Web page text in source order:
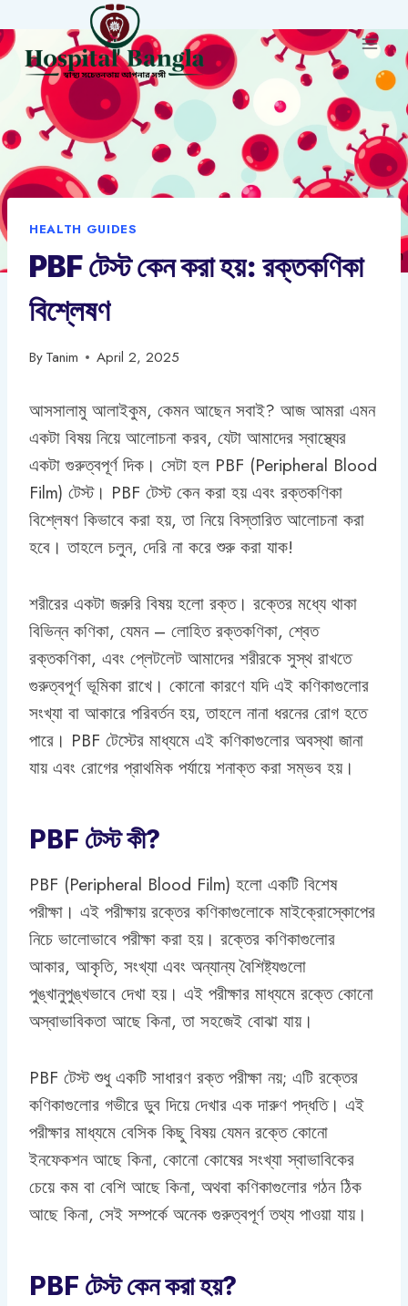
to
content
HEALTH GUIDES
PBF টেস্ট কেন করা হয়: রক্তকণিকা
বিশ্লেষণ
ByTanim April 2, 2025
আসসালামু আলাইকুম, কেমন আছেন সবাই? আজ আমরা এমন
একটা বিষয় নিয়ে আলোচনা করব, যেটা আমাদের স্বাস্থ্যের
একটা গুরুত্বপূর্ণ দিক। সেটা হল PBF (Peripheral Blood
Film) টেস্ট। PBF টেস্ট কেন করা হয় এবং রক্তকণিকা
বিশ্লেষণ কিভাবে করা হয়, তা নিয়ে বিস্তারিত আলোচনা করা
হবে। তাহলে চলুন, দেরি না করে শুরু করা যাক!
শরীরের একটা জরুরি বিষয় হলো রক্ত। রক্তের মধ্যে থাকা
বিভিন্ন কণিকা, যেমন – লোহিত রক্তকণিকা, শ্বেত
রক্তকণিকা, এবং প্লেটলেট আমাদের শরীরকে সুস্থ রাখতে
গুরুত্বপূর্ণ ভূমিকা রাখে। কোনো কারণে যদি এই কণিকাগুলোর
সংখ্যা বা আকারে পরিবর্তন হয়, তাহলে নানা ধরনের রোগ হতে
পারে। PBF টেস্টের মাধ্যমে এই কণিকাগুলোর অবস্থা জানা
যায় এবং রোগের প্রাথমিক পর্যায়ে শনাক্ত করা সম্ভব হয়।
PBF টেস্ট কী?
PBF (Peripheral Blood Film) হলো একটি বিশেষ
পরীক্ষা। এই পরীক্ষায় রক্তের কণিকাগুলোকে মাইক্রোস্কোপের
নিচে ভালোভাবে পরীক্ষা করা হয়। রক্তের কণিকাগুলোর
আকার, আকৃতি, সংখ্যা এবং অন্যান্য বৈশিষ্ট্যগুলো
পুঙ্খানুপুঙ্খভাবে দেখা হয়। এই পরীক্ষার মাধ্যমে রক্তে কোনো
অস্বাভাবিকতা আছে কিনা, তা সহজেই বোঝা যায়।
PBF টেস্ট শুধু একটি সাধারণ রক্ত পরীক্ষা নয়; এটি রক্তের
কণিকাগুলোর গভীরে ডুব দিয়ে দেখার এক দারুণ পদ্ধতি। এই
পরীক্ষার মাধ্যমে বেসিক কিছু বিষয় যেমন রক্তে কোনো
ইনফেকশন আছে কিনা, কোনো কোষের সংখ্যা স্বাভাবিকের
চেয়ে কম বা বেশি আছে কিনা, অথবা কণিকাগুলোর গঠন ঠিক
আছে কিনা, সেই সম্পর্কে অনেক গুরুত্বপূর্ণ তথ্য পাওয়া যায়।
PBF টেস্ট কেন করা হয়?